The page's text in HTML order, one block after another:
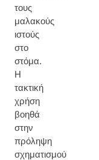
τους
μαλακούς
ιστούς
στο
στόμα.
Η
τακτική
χρήση
βοηθά
στην
πρόληψη
σχηματισμού